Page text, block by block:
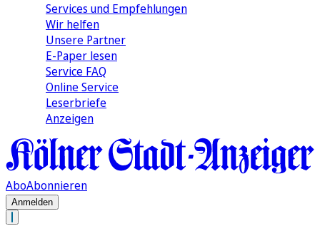
Services und Empfehlungen
Wir helfen
Unsere Partner
E-Paper lesen
Service FAQ
Online Service
Leserbriefe
Anzeigen
AboAbonnieren
Anmelden